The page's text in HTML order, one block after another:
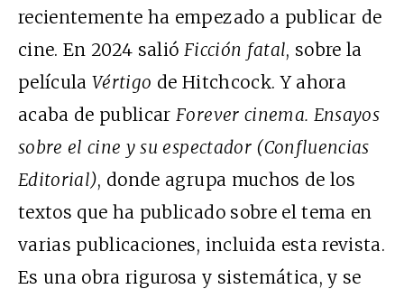
recientemente ha empezado a publicar de
cine. En 2024 salió Ficción fatal, sobre la
películaVértigo de Hitchcock. Y ahora
acaba de publicarForever cinema. Ensayos
sobre el cine y su espectador (Confluencias
Editorial), donde agrupa muchos de los
textos que ha publicado sobre el tema en
varias publicaciones, incluida esta revista.
Es una obra rigurosa y sistemática, y se